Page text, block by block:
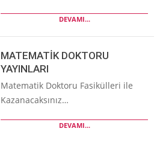
DEVAMI...
MATEMATİK DOKTORU
YAYINLARI
Matematik Doktoru Fasikülleri ile
Kazanacaksınız…
DEVAMI...